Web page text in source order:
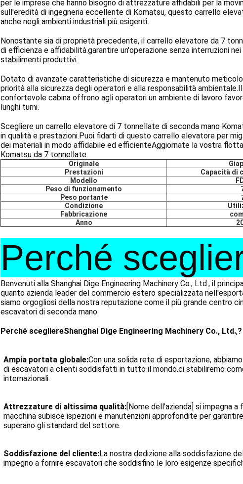
per le imprese che hanno bisogno di attrezzature affidabili per la
sull'eredità di ingegneria eccellente di Komatsu, questo carrello
anche negli ambienti industriali più esigenti.
Nonostante sia di proprietà precedente, il carrello elevatore da 7
di efficienza e affidabilità.garantire un'operazione senza interruzioni
stabilimenti produttivi.
Dotato di avanzate caratteristiche di sicurezza e mantenuto
priorità alla sicurezza degli operatori e alla responsabilità
confortevole cabina offrono agli operatori un ambiente di lavoro
lunghi turni.
Scegliere un carrello elevatore di 7 tonnellate di seconda mano
in qualità e prestazioni.Puoi fidarti di questo carrello elevatore per
dei materiali in modo affidabile ed efficienteAggiornate la vostra
Komatsu da 7 tonnellate.
Originale
Prestazioni
Capacità di
Modello
Peso di funzionamento
Peso portante
Condizione
Fabbricazione
Anno
Perché
Benvenuti alla Shanghai Dige Engineering Machinery Co., Ltd., il
quanto azienda leader del commercio estero specializzata
siamo orgogliosi della nostra reputazione come il più grande centro
escavatori di seconda mano.
Perché scegliereShanghai Dige Engineering Machinery Co., Ltd.,?
Ampia portata globale:Con una solida rete di esportazione,
di escavatori a clienti soddisfatti in tutto il mondo.ci stabiliremo
internazionali.
Attrezzature di altissima qualità:[Nome dell'azienda] si impegna
macchina subisce ispezioni e manutenzioni approfondite per
superano gli standard del settore.
Soddisfazione del cliente:La nostra dedizione alla soddisfazione
impegno a fornire escavatori che soddisfino le loro esigenze